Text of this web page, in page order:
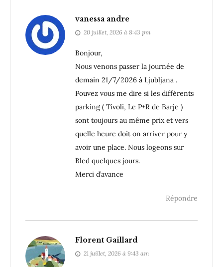
vanessa andre
20 juillet, 2026 à 8:43 pm
Bonjour,
Nous venons passer la journée de
demain 21/7/2026 à Ljubljana .
Pouvez vous me dire si les différents
parking ( Tivoli, Le P+R de Barje )
sont toujours au même prix et vers
quelle heure doit on arriver pour y
avoir une place. Nous logeons sur
Bled quelques jours.
Merci d’avance
Répondre
Florent Gaillard
21 juillet, 2026 à 9:43 am